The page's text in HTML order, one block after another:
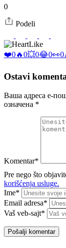
0
Podeli
Like
❤️0🔥0💥0😂0👀0
Ostavi
Ваша адреса е-
означена *
Komentar*
Pre nego što
korišćenja usluge.
Ime*
Email adresa*
Vaš veb-sajt*